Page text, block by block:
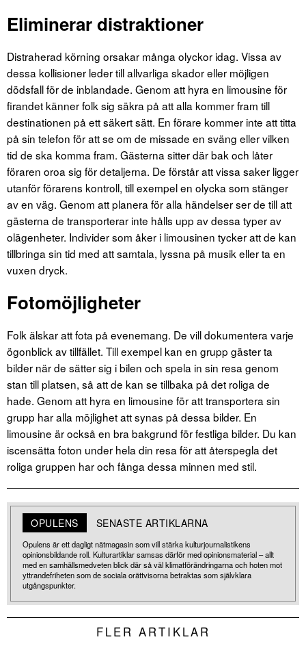
Eliminerar distraktioner
Distraherad körning orsakar många olyckor idag. Vissa av
dessa kollisioner leder till allvarliga skador eller möjligen
dödsfall för de inblandade. Genom att hyra en limousine för
firandet känner folk sig säkra på att alla kommer fram till
destinationen på ett säkert sätt. En förare kommer inte att titta
på sin telefon för att se om de missade en sväng eller vilken
tid de ska komma fram. Gästerna sitter där bak och låter
föraren oroa sig för detaljerna. De förstår att vissa saker ligger
utanför förarens kontroll, till exempel en olycka som stänger
av en väg. Genom att planera för alla händelser ser de till att
gästerna de transporterar inte hålls upp av dessa typer av
olägenheter. Individer som åker i limousinen tycker att de kan
tillbringa sin tid med att samtala, lyssna på musik eller ta en
vuxen dryck.
Fotomöjligheter
Folk älskar att fota på evenemang. De vill dokumentera varje
ögonblick av tillfället. Till exempel kan en grupp gäster ta
bilder när de sätter sig i bilen och spela in sin resa genom
stan till platsen, så att de kan se tillbaka på det roliga de
hade. Genom att hyra en limousine för att transportera sin
grupp har alla möjlighet att synas på dessa bilder. En
limousine är också en bra bakgrund för festliga bilder. Du kan
iscensätta foton under hela din resa för att återspegla det
roliga gruppen har och fånga dessa minnen med stil.
OPULENS SENASTE ARTIKLARNA
Opulens är ett dagligt nätmagasin som vill stärka kulturjournalistikens
opinionsbildande roll. Kulturartiklar samsas därför med opinionsmaterial – allt
med en samhällsmedveten blick där så väl klimatförändringarna och hoten mot
yttrandefriheten som de sociala orättvisorna betraktas som självklara
utgångspunkter.
FLER ARTIKLAR